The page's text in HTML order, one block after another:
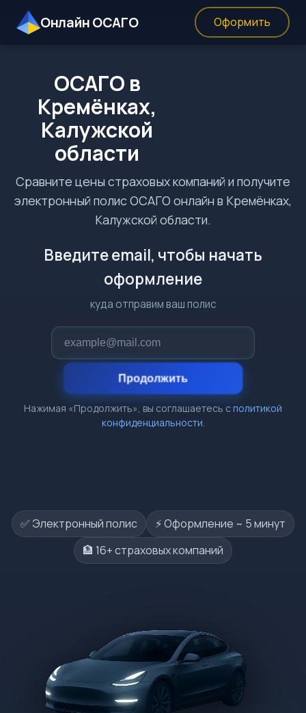
Онлайн ОСАГО Оформить
ОСАГО в
Кремёнках,
Калужской
области
Сравните цены страховых компаний и получите
электронный полис ОСАГО онлайн в Кремёнках,
Калужской области.
Введите email, чтобы начать
оформление
куда отправим ваш полис
Продолжить
Нажимая «Продолжить», вы соглашаетесь сполитикой
конфиденциальности.
✅ Электронный полис
⚡️ Оформление ~ 5 минут
🏦 16+ страховых компаний